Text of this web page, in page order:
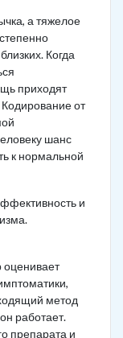
а тяжелое
Когда
приходят
от
шанс
к нормальной
и
оценивает
метод
работает.
препарата и